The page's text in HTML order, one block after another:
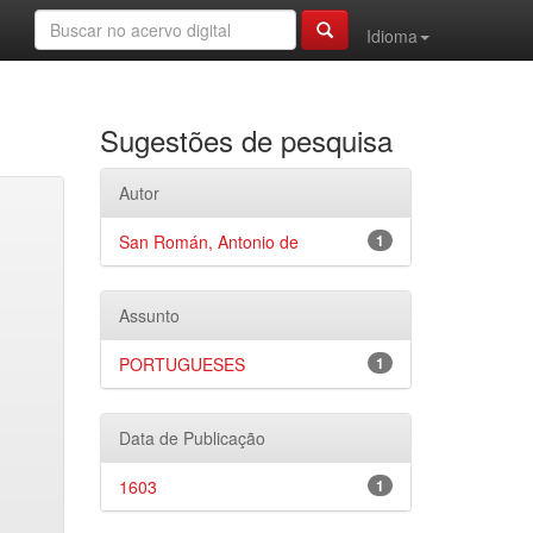
Idioma
Sugestões de pesquisa
Autor
1
San Román, Antonio de
Assunto
1
PORTUGUESES
Data de Publicação
1
1603